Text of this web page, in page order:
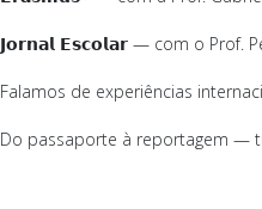
𝗝𝗼𝗿𝗻𝗮𝗹 𝗘𝘀𝗰𝗼𝗹𝗮𝗿 — com o Prof.
Falamos de experiências
Do passaporte à reportagem —